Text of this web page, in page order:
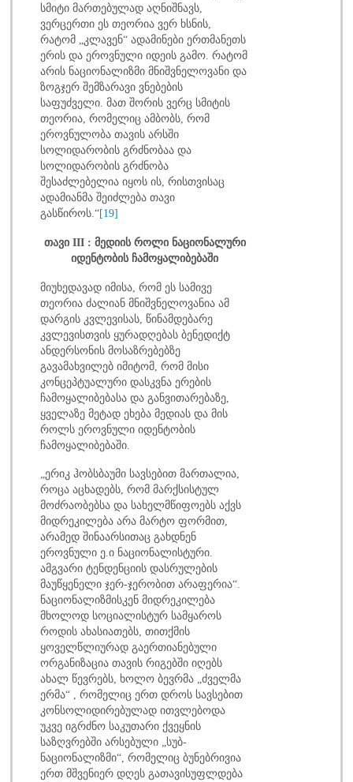
სმიტი მართებულად აღნიშნავს,
ვერცერთი ეს თეორია ვერ ხსნის,
რატომ „კლავენ“ ადამინები ერთმანეთს
ერის და ეროვნული იდეის გამო. რატომ
არის ნაციონალიზმი მნიშვნელოვანი და
ზოგჯერ შემზარავი ვნებების
საფუძველი. მათ შორის ვერც სმიტის
თეორია, რომელიც ამბობს, რომ
ეროვნულობა თავის არსში
სოლიდარობის გრძნობაა და
სოლიდარობის გრძნობა
შესაძლებელია იყოს ის, რისთვისაც
ადამიანმა შეიძლება თავი
გასწიროს.“[19]
თავი III : მედიის როლი ნაციონალური
იდენტობის ჩამოყალიბებაში
მიუხედავად იმისა, რომ ეს სამივე
თეორია ძალიან მნიშვნელოვანია ამ
დარგის კვლევისას, წინამდებარე
კვლევისთვის ყურადღებას ბენედიქტ
ანდერსონის მოსაზრებებზე
გავამახვილებ იმიტომ, რომ მისი
კონცეპტუალური დასკვნა ერების
ჩამოყალიბებასა და განვითარებაზე,
ყველაზე მეტად ეხება მედიას და მის
როლს ეროვნული იდენტობის
ჩამოყალიბებაში.
„ერიკ ჰობსბაუმი სავსებით მართალია,
როცა აცხადებს, რომ მარქსისტულ
მოძრაობებსა და სახელმწიფოებს აქვს
მიდრეკილება არა მარტო ფორმით,
არამედ შინაარსითაც გახდნენ
ეროვნული ე.ი ნაციონალისტური.
ამგვარი ტენდენციის დასრულების
მაუწყენელი ჯერ-ჯერობით არაფერია“.
ნაციონალიზმისკენ მიდრეკილება
მხოლოდ სოციალისტურ სამყაროს
როდის ახასიათებს, თითქმის
ყოველწლიურად გაერთიანებული
ორგანიზაცია თავის რიგებში იღებს
ახალ წევრებს, ხოლო ბევრმა „ძველმა
ერმა“ , რომელიც ერთ დროს სავსებით
კონსოლიდირებულად ითვლებოდა
უკვე იგრძნო საკუთარი ქვეყნის
საზღვრებში არსებული „სუბ-
ნაციონალიზმი“, რომელიც ბუნებრივია
ერთ მშვენიერ დღეს გათავისუფლდება